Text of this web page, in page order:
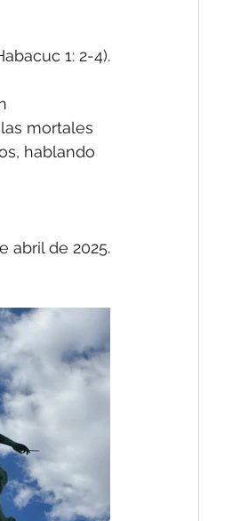
1: 2-4).
mortales
hablando
abril de 2025.